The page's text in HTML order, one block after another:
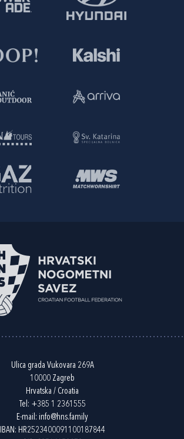
Ulica grada Vukovara 269A
10000 Zagreb
Hrvatska / Croatia
Tel: +385 1 2361555
E-mail: info@hns.family
IBAN: HR2523400091100187844